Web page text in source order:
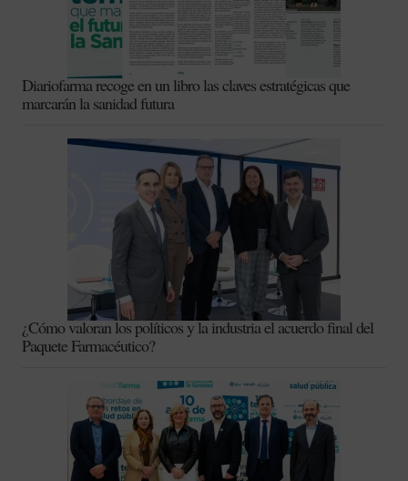
Diariofarma recoge en un libro las claves estratégicas que
marcarán la sanidad futura
¿Cómo valoran los políticos y la industria el acuerdo final del
Paquete Farmacéutico?